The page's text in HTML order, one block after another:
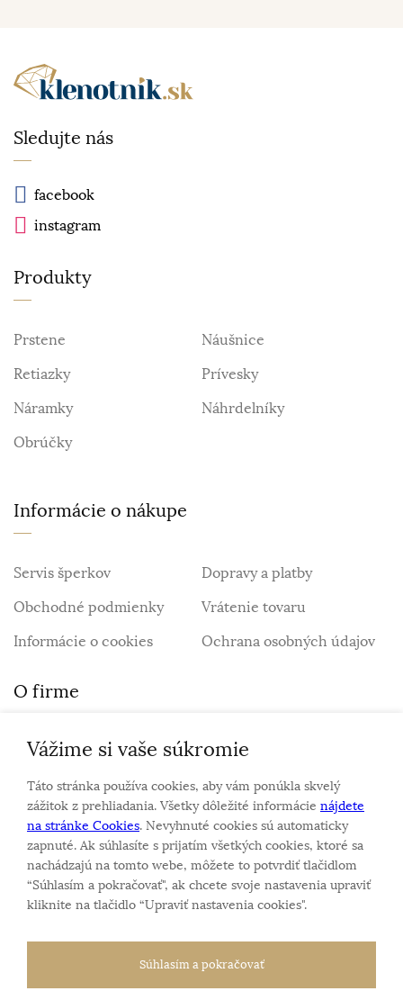
Sledujte nás
facebook
instagram
Produkty
Prstene
Náušnice
Retiazky
Prívesky
Náramky
Náhrdelníky
Obrúčky
Informácie o nákupe
Servis šperkov
Dopravy a platby
Obchodné podmienky
Vrátenie tovaru
Informácie o cookies
Ochrana osobných údajov
O firme
Personalizovaný šperk
O nás
Kontakt
Sme rodinná firma a zameriavame sa na predaj hodiniek
a šperkov od roku 1994.
Pozrite sa na naše ďaľšie web stránky.
Vážime si vaše súkromie
Táto stránka používa cookies, aby vám ponúkla skvelý
zážitok z prehliadania. Všetky dôležité informácie nájdete
na stránke Cookies. Nevyhnuté cookies sú automaticky
zapnuté. Ak súhlasíte s prijatím všetkých cookies, ktoré sa
nachádzajú na tomto webe, môžete to potvrdiť tlačidlom
“Súhlasím a pokračovať", ak chcete svoje nastavenia upraviť
kliknite na tlačidlo “Upraviť nastavenia cookies".
Súhlasím a pokračovať